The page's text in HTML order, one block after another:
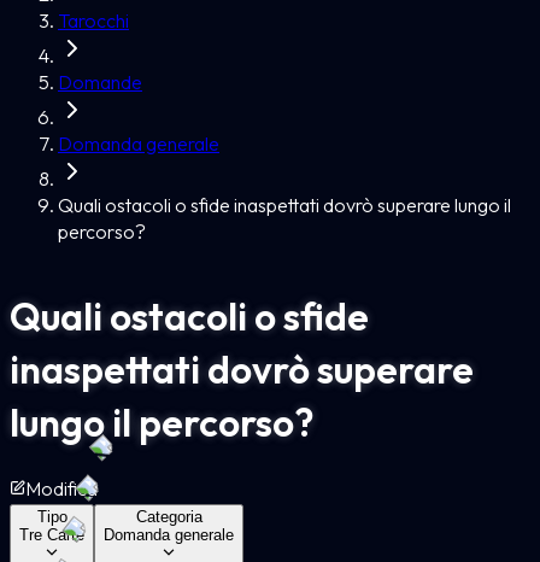
Tarocchi
Domande
Domanda generale
Quali ostacoli o sfide inaspettati dovrò superare lungo il
percorso?
Quali ostacoli o sfide
inaspettati dovrò superare
lungo il percorso?
Modifica
Tipo
Tre Carte
Categoria
Domanda generale